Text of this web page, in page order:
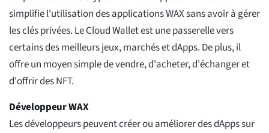
simplifie l'utilisation des applications WAX sans avoir à gérer
les clés privées. Le Cloud Wallet est une passerelle vers
certains des meilleurs jeux, marchés et dApps. De plus, il
offre un moyen simple de vendre, d'acheter, d'échanger et
d'offrir des NFT.
Développeur WAX
Les développeurs peuvent créer ou améliorer des dApps sur